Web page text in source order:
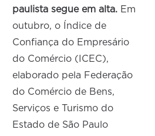
paulista segue em alta.Em
outubro, o Índice de
Confiança do Empresário
do Comércio (ICEC),
elaborado pela Federação
do Comércio de Bens,
Serviços e Turismo do
Estado de São Paulo